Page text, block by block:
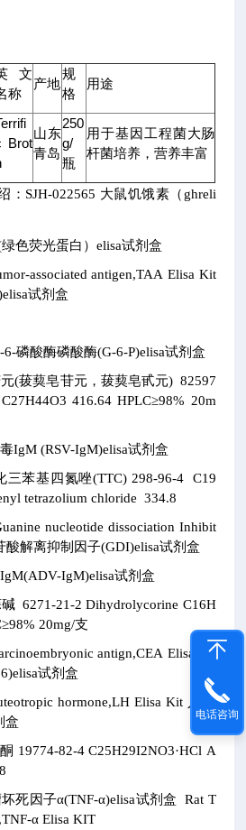
文
称
产地
规
格
用途
Brot
山东
青岛
250
g/
瓶
用于基因工程菌大肠
杆菌培养，营养丰富
： SJH-022565 大鼠饥饿素（ghreli
绿色荧光蛋白）elisa试剂盒
associated antigen,TAA Elisa Kit
试剂盒
6-磷酸酶磷酸酶(G-6-P)elisa试剂盒
(菝葜皂苷元，菝葜皂甙元) 82597
C27H44O3 416.64 HPLC≥98% 20m
IgM (RSV-IgM)elisa试剂盒
三苯基四氮唑(TTC) 298-96-4
C19
tetrazolium chloride 334.8
nucleotide dissociation Inhibit
酸解离抑制因子(GDI)elisa试剂盒
IgM)elisa试剂盒
6271-21-2 Dihydrolycorine C16H
20mg/支
antign,CEA Elisa Kit
试剂盒
hormone,LH Elisa Kit
人促
盒
19774-82-4 C25H29I2NO3·HCl A
死因子α(TNF-α)elisa试剂盒
Rat T
α Elisa KIT
电话咨询